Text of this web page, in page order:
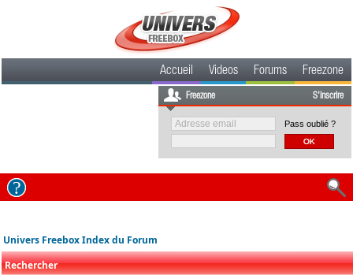
Accueil Videos Forums Freezone
Freezone S'inscrire
Pass oublié ?
Univers Freebox Index du Forum
Rechercher